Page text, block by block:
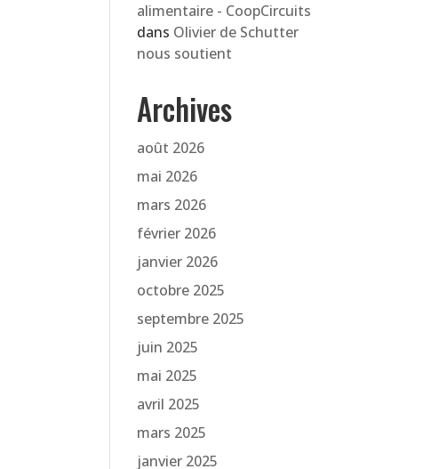
alimentaire - CoopCircuits
dans Olivier de Schutter
nous soutient
Archives
août 2026
mai 2026
mars 2026
février 2026
janvier 2026
octobre 2025
septembre 2025
juin 2025
mai 2025
avril 2025
mars 2025
janvier 2025